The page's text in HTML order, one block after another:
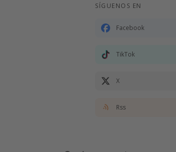
SÍGUENOS EN
Facebook
TikTok
X
Rss